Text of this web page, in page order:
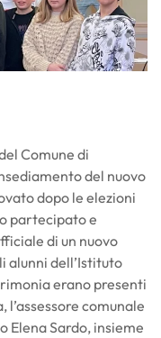
Comune di
del nuovo
dopo le elezioni
partecipato e
di un nuovo
alunni dell’Istituto
erano presenti
l’assessore comunale
Elena Sardo, insieme